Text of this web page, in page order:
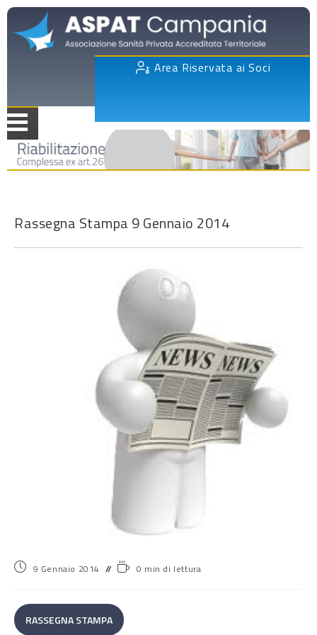
Area Riservata ai Soci
Rassegna Stampa 9 Gennaio 2014
9 Gennaio 2014 0 min di lettura
RASSEGNA STAMPA